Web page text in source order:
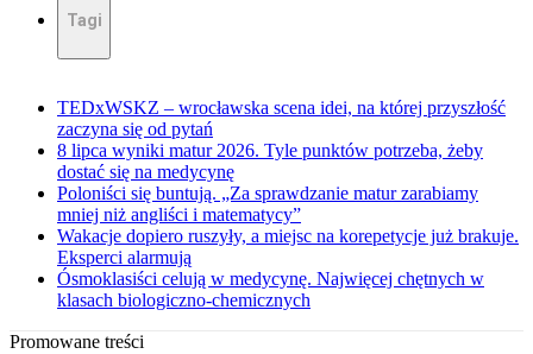
Tagi
TEDxWSKZ – wrocławska scena idei, na której przyszłość
zaczyna się od pytań
8 lipca wyniki matur 2026. Tyle punktów potrzeba, żeby
dostać się na medycynę
Poloniści się buntują. „Za sprawdzanie matur zarabiamy
mniej niż angliści i matematycy”
Wakacje dopiero ruszyły, a miejsc na korepetycje już brakuje.
Eksperci alarmują
Ósmoklasiści celują w medycynę. Najwięcej chętnych w
klasach biologiczno-chemicznych
Promowane treści